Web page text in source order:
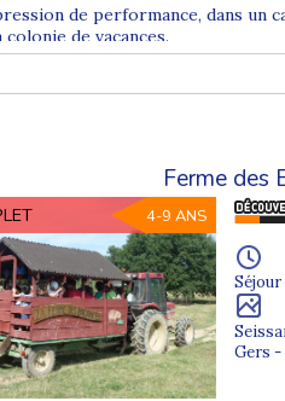
de performance, dans un
de vacances.
jeux d’aventure, escape game,
ludiques et mémorables.
par tranches d’âge afin
une ambiance conviviale et
Ferme des
4-9 ANS
Séjour
Gers -